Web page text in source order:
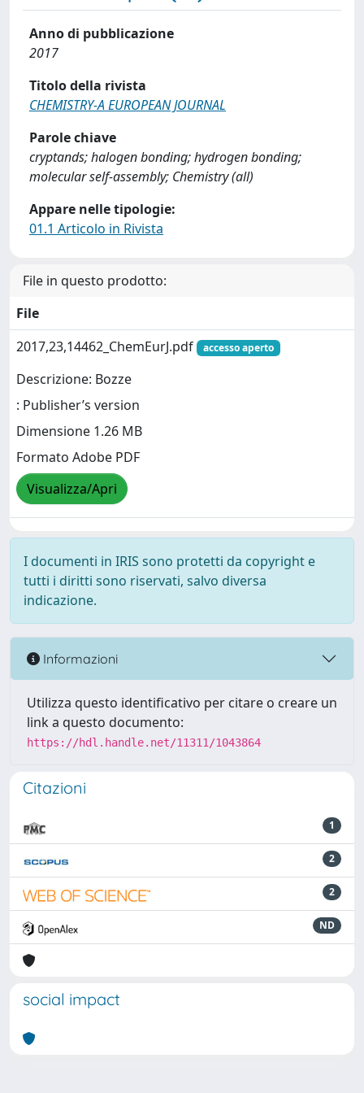
Anno di pubblicazione
2017
Titolo della rivista
CHEMISTRY-A EUROPEAN JOURNAL
Parole chiave
cryptands; halogen bonding; hydrogen bonding;
molecular self-assembly; Chemistry (all)
Appare nelle tipologie:
01.1 Articolo in Rivista
File in questo prodotto:
File
2017,23,14462_ChemEurJ.pdf
accesso aperto
Descrizione: Bozze
: Publisher’s version
Dimensione 1.26 MB
Formato Adobe PDF
Visualizza/Apri
I documenti in IRIS sono protetti da copyright e
tutti i diritti sono riservati, salvo diversa
indicazione.
Informazioni
Utilizza questo identificativo per citare o creare un
link a questo documento:
https://hdl.handle.net/11311/1043864
Citazioni
1
2
2
ND
social impact